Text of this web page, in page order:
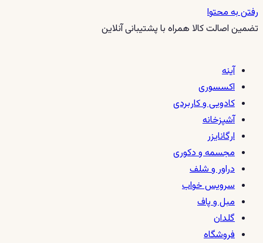
رفتن به محتوا
تضمین اصالت کالا همراه با پشتیبانی آنلاین
آینه
اکسسوری
کادویی و کاربردی
آشپزخانه
ارگانایزر
مجسمه و دکوری
دراور و شلف
سرویس خواب
مبل و پاف
گلدان
فروشگاه